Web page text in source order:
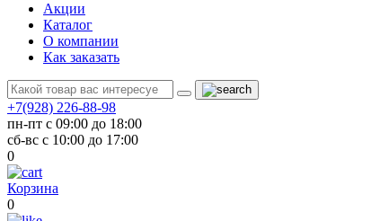
Акции
Каталог
О компании
Как заказать
+7(928) 226-88-98
пн-пт с 09:00 до 18:00
сб-вс с 10:00 до 17:00
0
Корзина
0